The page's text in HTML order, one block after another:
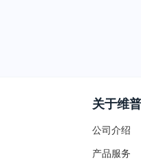
关于维普
公司介绍
产品服务